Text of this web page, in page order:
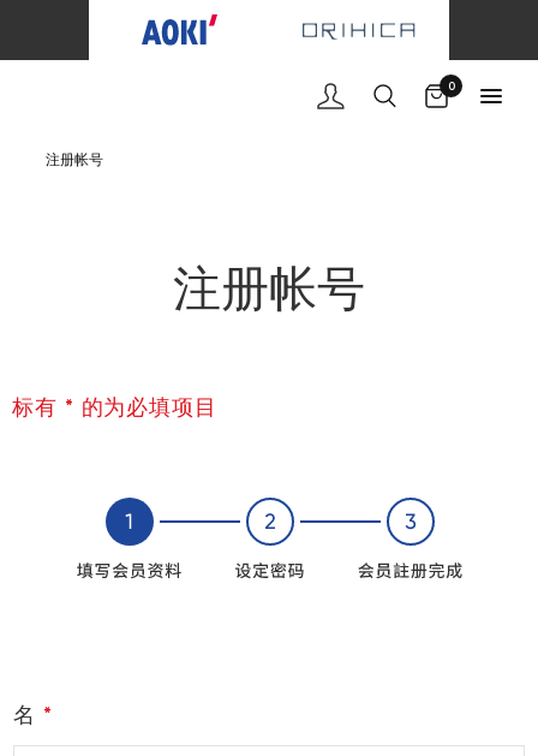
0
注册帐号
注册帐号
标有 * 的为必填项目
名
购物车